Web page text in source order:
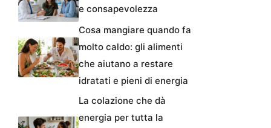
e consapevolezza
Cosa mangiare quando fa
molto caldo: gli alimenti
che aiutano a restare
idratati e pieni di energia
La colazione che dà
energia per tutta la